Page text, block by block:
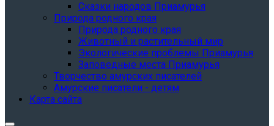
Сказки народов Приамурья
Природа родного края
Природа родного края
Животный и растительный мир
Экологические проблемы Приамурья
Заповедные места Приамурья
Творчество амурских писателей
Амурские писатели - детям
Карта сайта